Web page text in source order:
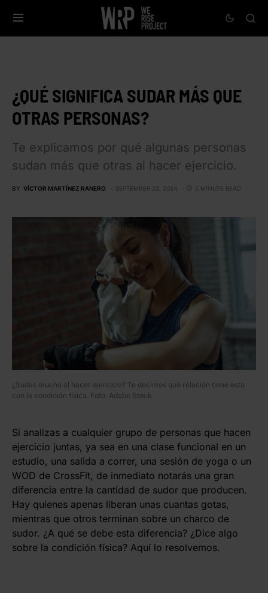
¿QUÉ SIGNIFICA SUDAR MÁS QUE
OTRAS PERSONAS?
Te explicamos por qué algunas personas
sudan más que otras al hacer ejercicio.
BY VÍCTOR MARTÍNEZ RANERO SEPTEMBER 23, 2024 5 MINUTE READ
¿Sudas mucho al hacer ejercicio? Te decimos qué relación tiene esto
con la condición física. Foto: Adobe Stock
Si analizas a cualquier grupo de personas que hacen
ejercicio juntas, ya sea en una clase funcional en un
estudio, una salida a correr, una sesión de yoga o un
WOD de CrossFit, de inmediato notarás una gran
diferencia entre la cantidad de sudor que producen.
Hay quienes apenas liberan unas cuantas gotas,
mientras que otros terminan sobre un charco de
sudor. ¿A qué se debe esta diferencia? ¿Dice algo
sobre la condición física? Aquí lo resolvemos.